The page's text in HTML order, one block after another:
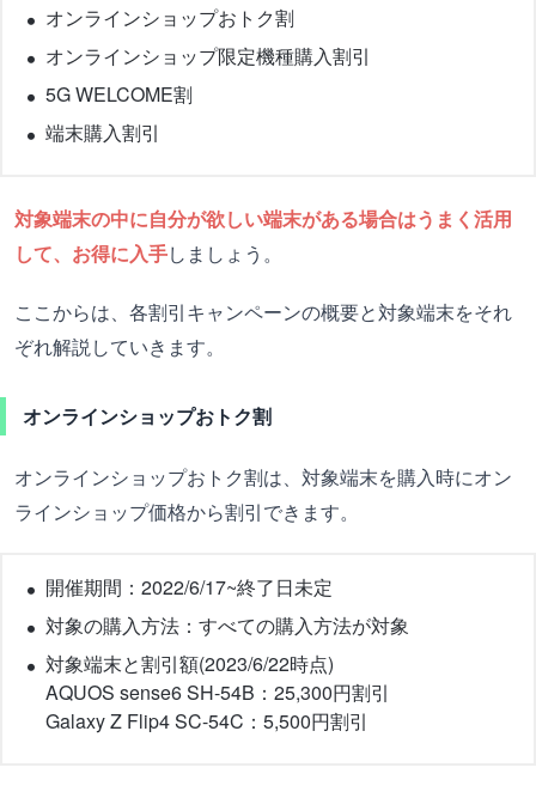
オンラインショップおトク割
オンラインショップ限定機種購入割引
5G WELCOME割
端末購入割引
対象端末の中に自分が欲しい端末がある場合はうまく活用
して、お得に入手しましょう。
ここからは、各割引キャンペーンの概要と対象端末をそれ
ぞれ解説していきます。
オンラインショップおトク割
オンラインショップおトク割は、対象端末を購入時にオン
ラインショップ価格から割引できます。
開催期間：2022/6/17~終了日未定
対象の購入方法：すべての購入方法が対象
対象端末と割引額(2023/6/22時点)
AQUOS sense6 SH-54B：25,300円割引
Galaxy Z Flip4 SC-54C：5,500円割引